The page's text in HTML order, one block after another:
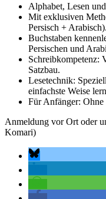
Alphabet, Lesen
Mit exklusiven
Persisch + Arabisch).
Buchstaben
Persischen und
Schreibkompetenz:
Satzbau.
Lesetechnik:
einfachste Weise
Für Anfänger: Ohne
Anmeldung vor Ort oder
Komari)